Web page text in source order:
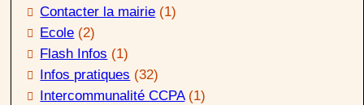
Contacter la mairie (1)
Ecole (2)
Flash Infos (1)
Infos pratiques (32)
Intercommunalité CCPA(1)